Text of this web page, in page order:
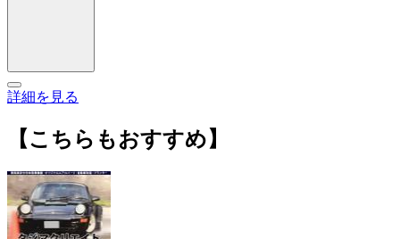
詳細を見る
【こちらもおすすめ】